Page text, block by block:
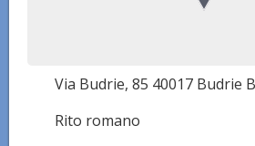
Via Budrie, 85 40017 Budrie
Rito romano